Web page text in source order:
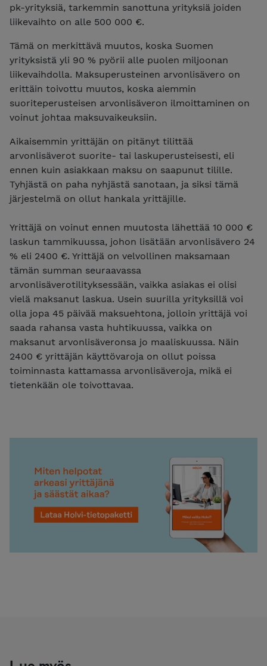
pk-yrityksiä, tarkemmin sanottuna yrityksiä joiden
liikevaihto on alle 500 000 €.
Tämä on merkittävä muutos, koska Suomen
yrityksistä yli 90 % pyörii alle puolen miljoonan
liikevaihdolla. Maksuperusteinen arvonlisävero on
erittäin toivottu muutos, koska aiemmin
suoriteperusteisen arvonlisäveron ilmoittaminen on
voinut johtaa maksuvaikeuksiin.
Aikaisemmin yrittäjän on pitänyt tilittää
arvonlisäverot suorite- tai laskuperusteisesti, eli
ennen kuin asiakkaan maksu on saapunut tilille.
Tyhjästä on paha nyhjästä sanotaan, ja siksi tämä
järjestelmä on ollut hankala yrittäjille.
Yrittäjä on voinut ennen muutosta lähettää 10 000 €
laskun tammikuussa, johon lisätään arvonlisävero 24
% eli 2400 €. Yrittäjä on velvollinen maksamaan
tämän summan seuraavassa
arvonlisäverotilityksessään, vaikka asiakas ei olisi
vielä maksanut laskua. Usein suurilla yrityksillä voi
olla jopa 45 päivää maksuehtona, jolloin yrittäjä voi
saada rahansa vasta huhtikuussa, vaikka on
maksanut arvonlisäveronsa jo maaliskuussa. Näin
2400 € yrittäjän käyttövaroja on ollut poissa
toiminnasta kattamassa arvonlisäveroja, mikä ei
tietenkään ole toivottavaa.